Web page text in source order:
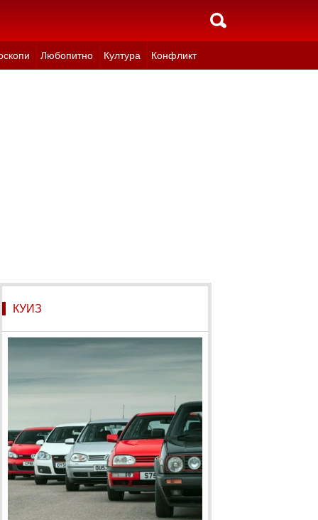
Любопитно Култура Конфликт
КУИЗ